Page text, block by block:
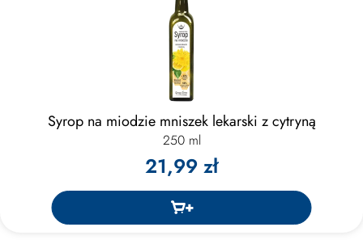
Syrop na miodzie mniszek lekarski z cytryną
250 ml
21,99 zł